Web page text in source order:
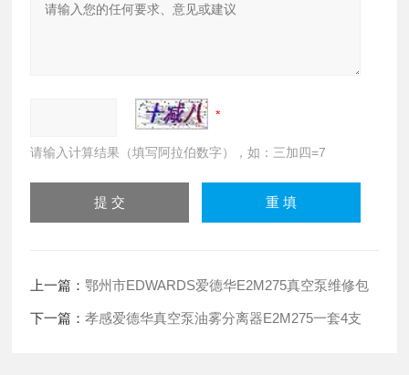
请输入计算结果（填写阿拉伯数字），如：三加四=7
上一篇：鄂州市EDWARDS爱德华E2M275真空泵维修包
下一篇：孝感爱德华真空泵油雾分离器E2M275一套4支